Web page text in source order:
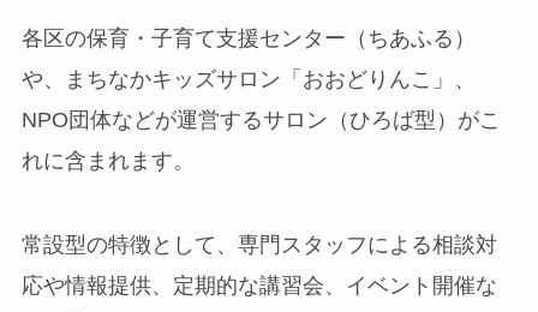
各区の保育・子育て支援センター（ちあふる）
や、まちなかキッズサロン「おおどりんこ」、
NPO団体などが運営するサロン（ひろば型）がこ
れに含まれます。
常設型の特徴として、専門スタッフによる相談対
応や情報提供、定期的な講習会、イベント開催な